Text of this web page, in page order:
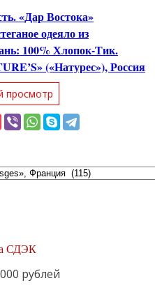
«Дар Востока»
одеяло из
100% Хлопок-Тик.
(«Натурес»), Россия
просмотр
СДЭК
рублей